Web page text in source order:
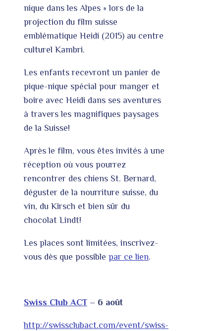
nique dans les Alpes » lors de la
projection du film suisse
emblématique Heidi (2015) au centre
culturel Kambri.
Les enfants recevront un panier de
pique-nique spécial pour manger et
boire avec Heidi dans ses aventures
à travers les magnifiques paysages
de la Suisse!
Après le film, vous êtes invités à une
réception où vous pourrez
rencontrer des chiens St. Bernard,
déguster de la nourriture suisse, du
vin, du Kirsch et bien sûr du
chocolat Lindt!
Les places sont limitées, inscrivez-
vous dès que possible par ce lien.
Swiss Club ACT– 6 août
http://swissclubact.com/event/swiss-